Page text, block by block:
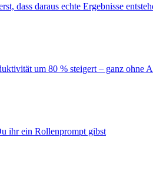
dass daraus echte Ergebnisse
um 80 % steigert – ganz ohne
ihr ein Rollenprompt gibst